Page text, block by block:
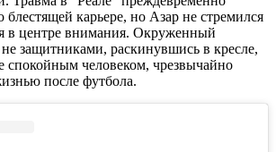
блестящей карьере, но Азар не стремился
в центре внимания. Окруженный
защитниками, раскинувшись в кресле,
спокойным человеком, чрезвычайно
после футбола.